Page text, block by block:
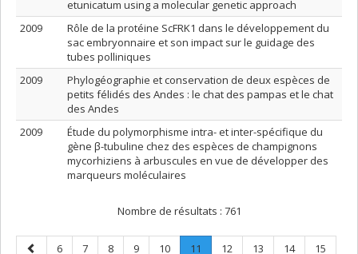
etunicatum using a molecular genetic approach
2009
Rôle de la protéine ScFRK1 dans le développement du
sac embryonnaire et son impact sur le guidage des
tubes polliniques
2009
Phylogéographie et conservation de deux espèces de
petits félidés des Andes : le chat des pampas et le chat
des Andes
2009
Étude du polymorphisme intra- et inter-spécifique du
gène β-tubuline chez des espèces de champignons
mycorhiziens à arbuscules en vue de développer des
marqueurs moléculaires
Nombre de résultats : 761
PagePage
6 Page
7 Page
8 Page
9 Page
10 Page
11 Page
12 Page
13 Page
14 Page
15